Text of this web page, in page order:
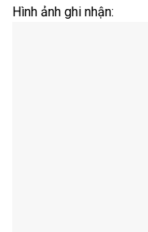
Hình ảnh ghi nhận: